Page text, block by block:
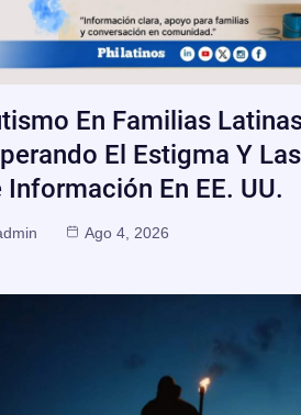
En Familias
El Estigma Y
Información En EE. UU.
Ago 4, 2026